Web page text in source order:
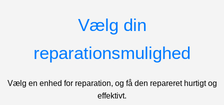
Vælg din
reparationsmulighed
Vælg en enhed for reparation, og få den repareret hurtigt og
effektivt.